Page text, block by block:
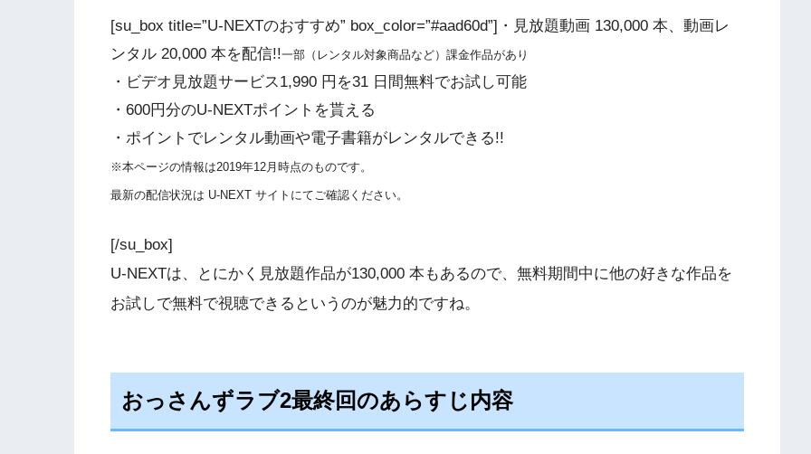
[su_box title=”U-NEXTのおすすめ” box_color=”#aad60d”]・見放題動画 130,000 本、動画レ
ンタル 20,000 本を配信!!一部（レンタル対象商品など）課金作品があり
・ビデオ見放題サービス1,990 円を31 日間無料でお試し可能
・600円分のU-NEXTポイントを貰える
・ポイントでレンタル動画や電子書籍がレンタルできる!!
※本ページの情報は2019年12月時点のものです。
最新の配信状況は U-NEXT サイトにてご確認ください。
[/su_box]
U-NEXTは、とにかく見放題作品が130,000 本もあるので、無料期間中に他の好きな作品を
お試しで無料で視聴できるというのが魅力的ですね。
おっさんずラブ2最終回のあらすじ内容